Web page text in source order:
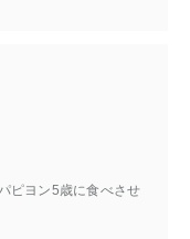
ピヨン5歳に食べさせ